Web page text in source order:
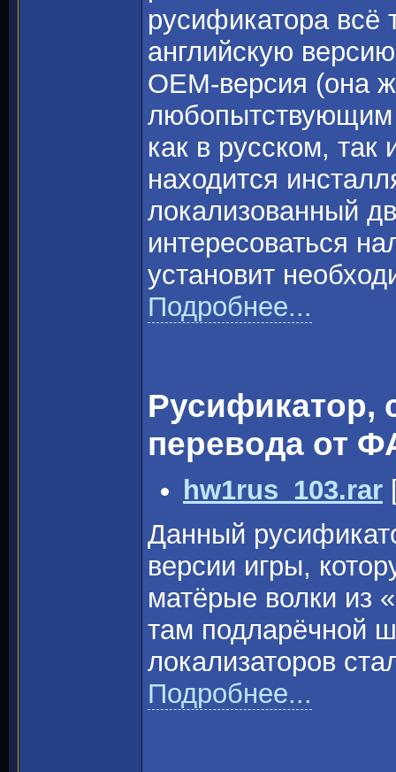
русификатора всё
английскую
OEM-версия (она
как в русском,
находится
локализованный
интересоваться
установит
Подробнее...
Русификатор,
перевода от
hw1rus_103.rar
Данный
версии игры,
матёрые волки из
там подларёчной
локализаторов
Подробнее...